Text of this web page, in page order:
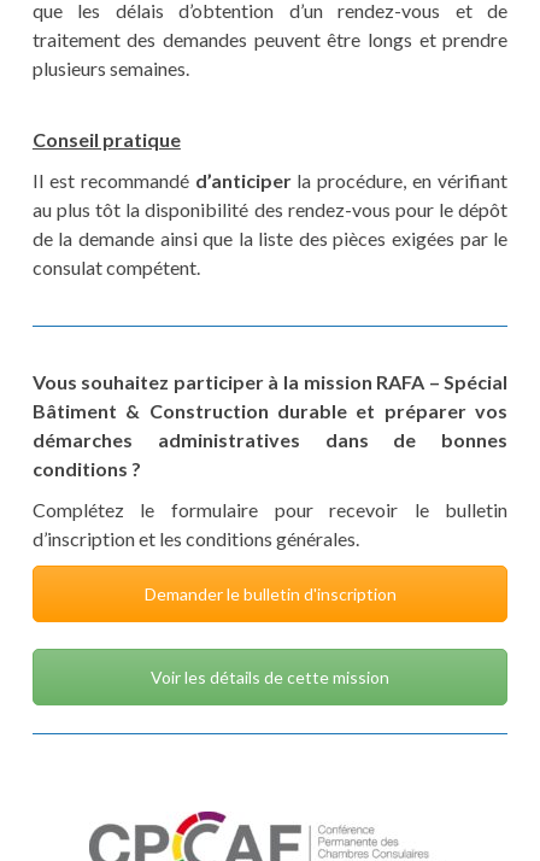
que les délais d’obtention d’un rendez-vous et de
traitement des demandes peuvent être longs et prendre
plusieurs semaines.
Conseil pratique
Il est recommandé d’anticiperla procédure, en vérifiant
au plus tôt la disponibilité des rendez-vous pour le dépôt
de la demande ainsi que la liste des pièces exigées par le
consulat compétent.
Vous souhaitez participer à la mission RAFA – Spécial
Bâtiment & Construction durable et préparer vos
démarches administratives dans de bonnes
conditions ?
Complétez le formulaire pour recevoir le bulletin
d’inscription et les conditions générales.
Demander le bulletin d'inscription
Voir les détails de cette mission